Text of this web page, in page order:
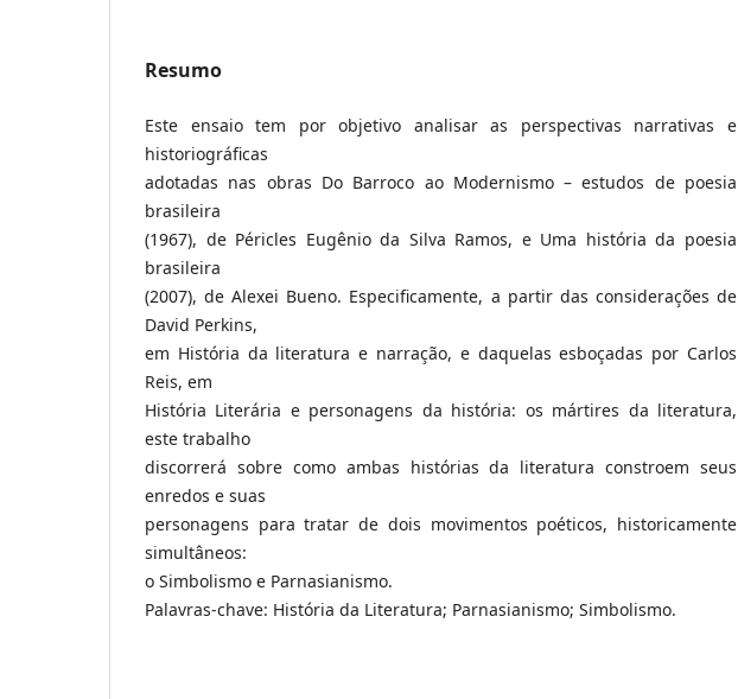
Resumo
Este ensaio tem por objetivo analisar as perspectivas narrativas e
historiográficas
adotadas nas obras Do Barroco ao Modernismo – estudos de poesia
brasileira
(1967), de Péricles Eugênio da Silva Ramos, e Uma história da poesia
brasileira
(2007), de Alexei Bueno. Especificamente, a partir das considerações de
David Perkins,
em História da literatura e narração, e daquelas esboçadas por Carlos
Reis, em
História Literária e personagens da história: os mártires da literatura,
este trabalho
discorrerá sobre como ambas histórias da literatura constroem seus
enredos e suas
personagens para tratar de dois movimentos poéticos, historicamente
simultâneos:
o Simbolismo e Parnasianismo.
Palavras-chave: História da Literatura; Parnasianismo; Simbolismo.